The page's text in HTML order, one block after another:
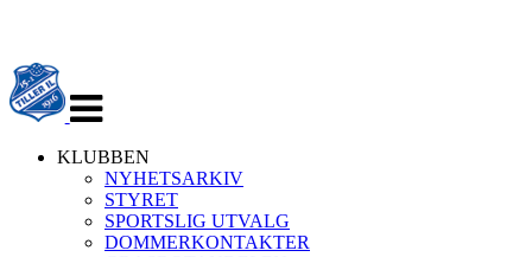
navigasjon
KLUBBEN
NYHETSARKIV
STYRET
SPORTSLIG UTVALG
DOMMERKONTAKTER